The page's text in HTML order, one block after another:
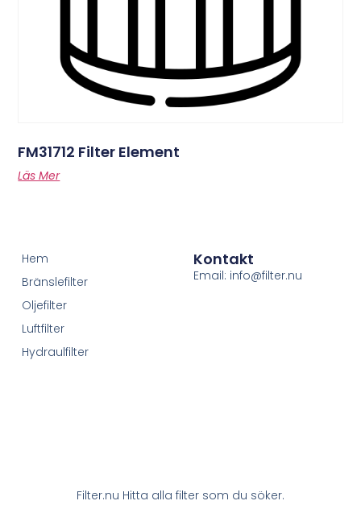
FM31712 Filter Element
Läs Mer
Filter.nu Hitta alla filter som du söker.
Hem
Bränslefilter
Oljefilter
Luftfilter
Hydraulfilter
Kontakt
Email: info@filter.nu